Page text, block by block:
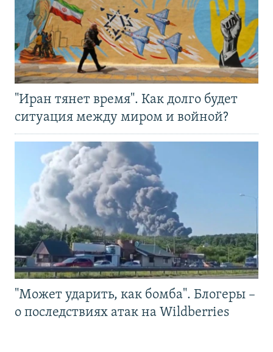
"Иран тянет время". Как долго будет
ситуация между миром и войной?
"Может ударить, как бомба". Блогеры –
о последствиях атак на Wildberries